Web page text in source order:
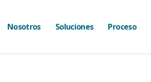
Nosotros Soluciones Proceso